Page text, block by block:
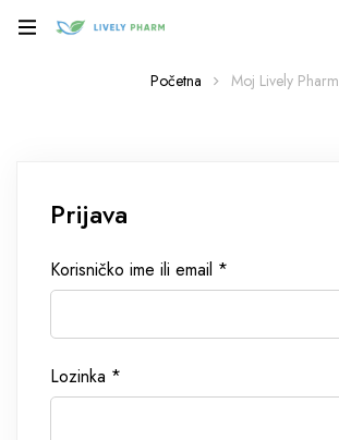
Početna Moj Lively Pharm
Prijava
Korisničko ime ili email *
Lozinka *